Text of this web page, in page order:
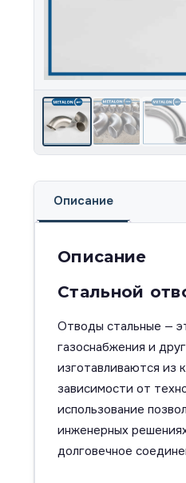
Описание
Описание
Стальной
Отводы стальные —
газоснабжения и
изготавливаются из
зависимости от
использование
инженерных
долговечное